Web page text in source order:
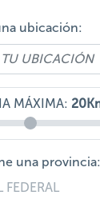
ubicación:
MÁXIMA:
una provincia:
FEDERAL